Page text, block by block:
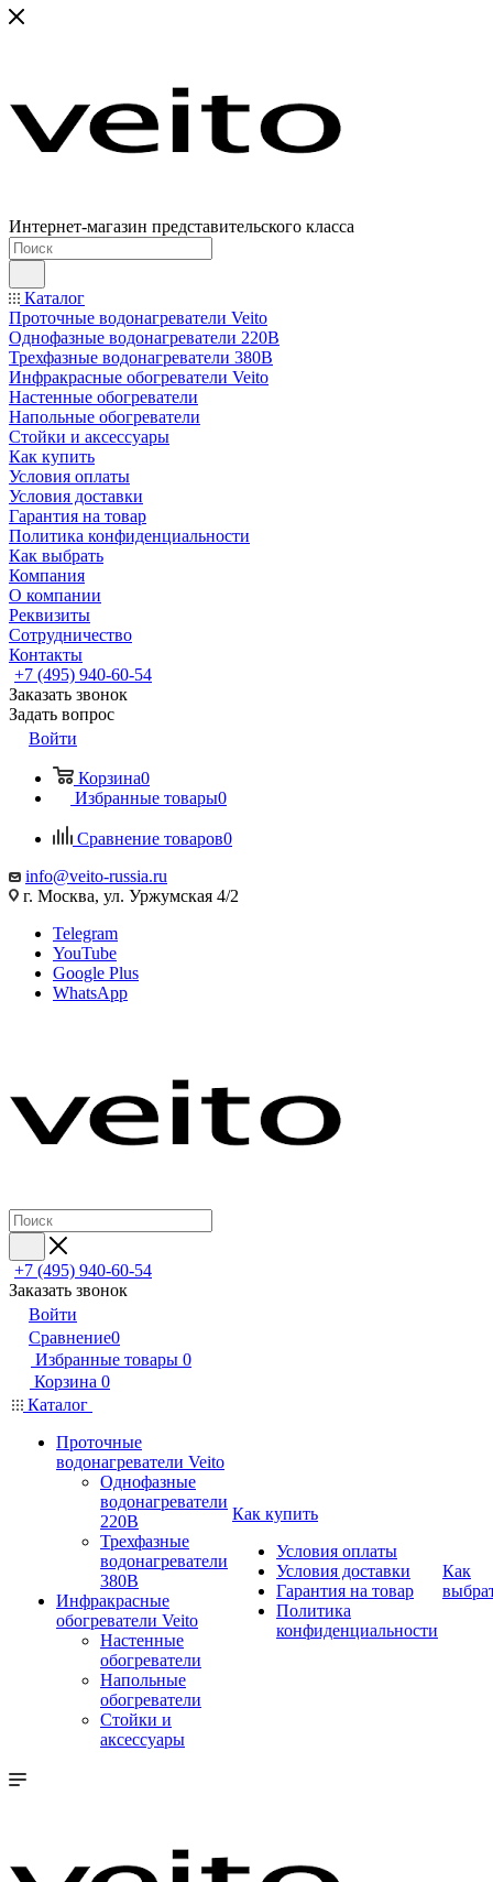
Интернет-магазин представительского класса
Каталог
Проточные водонагреватели Veito
Однофазные водонагреватели 220В
Трехфазные водонагреватели 380В
Инфракрасные обогреватели Veito
Настенные обогреватели
Напольные обогреватели
Стойки и аксессуары
Как купить
Условия оплаты
Условия доставки
Гарантия на товар
Политика конфиденциальности
Как выбрать
Компания
О компании
Реквизиты
Сотрудничество
Контакты
+7 (495) 940-60-54
Заказать звонок
Задать вопрос
Войти
Корзина0
Избранные товары0
Сравнение товаров0
info@veito-russia.ru
г. Москва, ул. Уржумская 4/2
Telegram
YouTube
Google Plus
WhatsApp
+7 (495) 940-60-54
Заказать звонок
Войти
Сравнение0
Избранные товары 0
Корзина 0
Каталог
Проточные
водонагреватели Veito
Однофазные
водонагреватели
220В
Трехфазные
водонагреватели
380В
Инфракрасные
обогреватели Veito
Настенные
обогреватели
Напольные
обогреватели
Стойки и
аксессуары
Как купить
Условия оплаты
Условия доставки
Гарантия на товар
Политика
конфиденциальности
Как